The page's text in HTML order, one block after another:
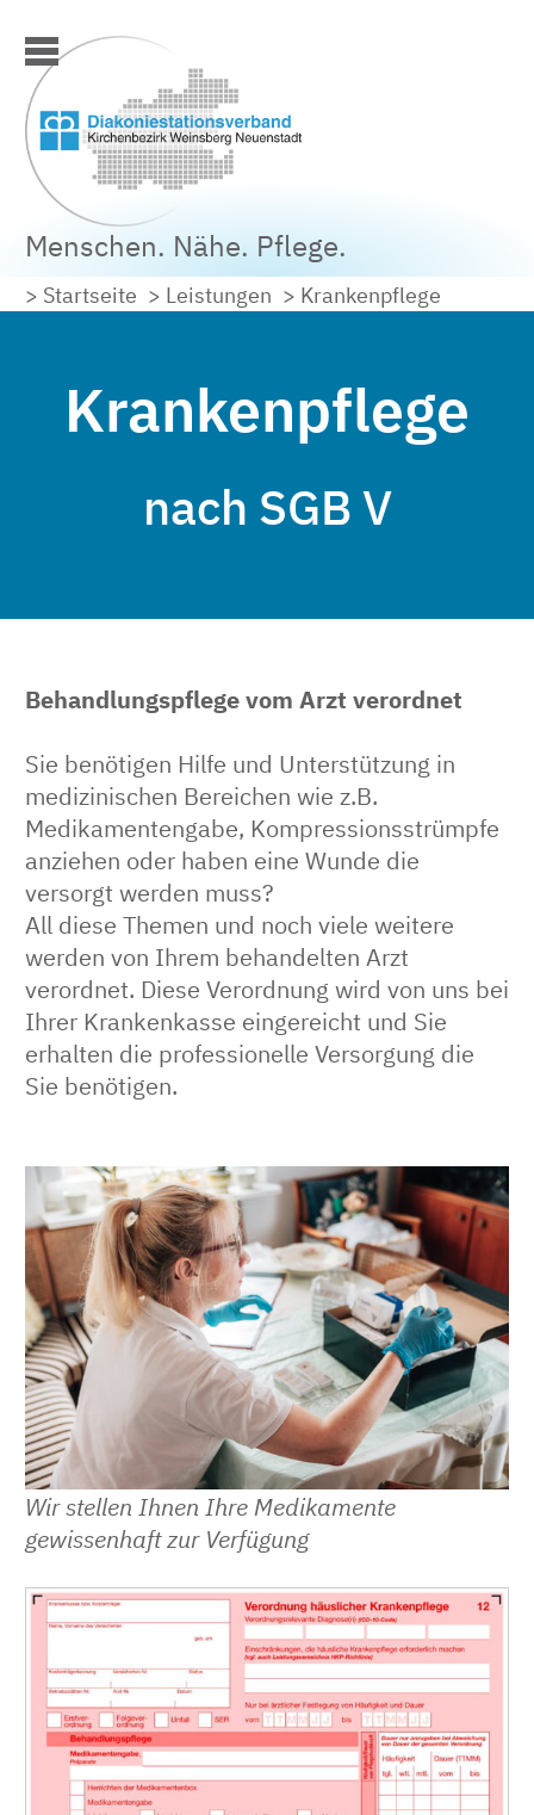
Menschen. Nähe. Pflege.
> Startseite > Leistungen > Krankenpflege
Krankenpflege
nach SGB V
Behandlungspflege vom Arzt verordnet
Sie benötigen Hilfe und Unterstützung in
medizinischen Bereichen wie z.B.
Medikamentengabe, Kompressionsstrümpfe
anziehen oder haben eine Wunde die
versorgt werden muss?
All diese Themen und noch viele weitere
werden von Ihrem behandelten Arzt
verordnet. Diese Verordnung wird von uns bei
Ihrer Krankenkasse eingereicht und Sie
erhalten die professionelle Versorgung die
Sie benötigen.
Wir stellen Ihnen Ihre Medikamente
gewissenhaft zur Verfügung